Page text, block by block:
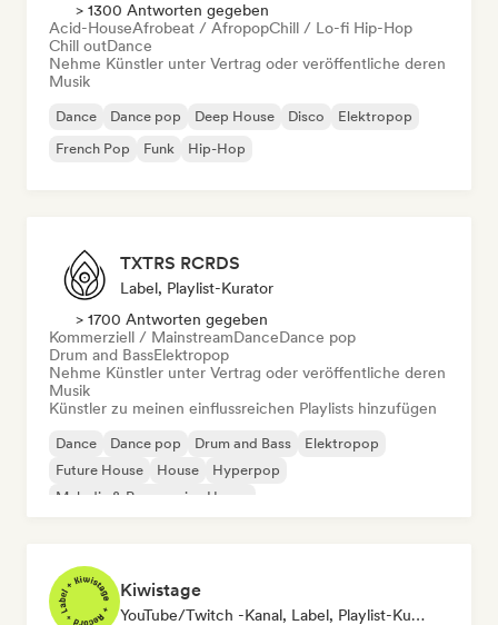
> 1300 Antworten gegeben
Acid-HouseAfrobeat / AfropopChill / Lo-fi Hip-Hop
Chill outDance
Nehme Künstler unter Vertrag oder veröffentliche deren
Musik
Dance Dance pop Deep House Disco
Elektropop
French Pop
Funk Hip-Hop
TXTRS RCRDS
Label, Playlist-Kurator
> 1700 Antworten gegeben
Kommerziell / MainstreamDanceDance pop
Drum and BassElektropop
Nehme Künstler unter Vertrag oder veröffentliche deren
Musik
Künstler zu meinen einflussreichen Playlists hinzufügen
Dance Dance pop Drum and Bass
Elektropop
Future House
House
Hyperpop
Melodic & Progressive House
Kiwistage
YouTube/Twitch -Kanal, Label, Playlist-Kurator, Radiosender